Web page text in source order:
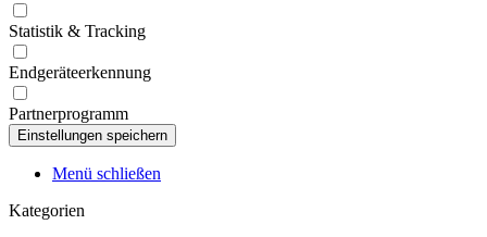
Statistik & Tracking
Endgeräteerkennung
Partnerprogramm
Menü schließen
Kategorien